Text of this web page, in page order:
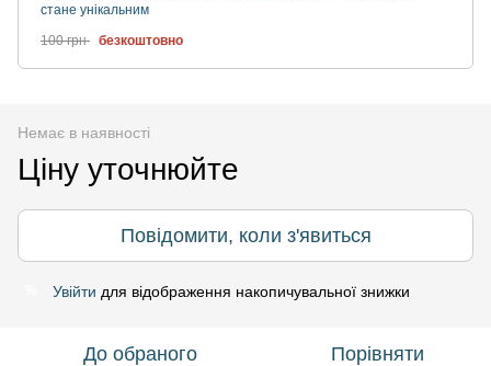
стане унікальним
100 грн безкоштовно
Немає в наявності
Ціну уточнюйте
Повідомити, коли з'явиться
Увійти для відображення накопичувальної знижки
До обраного Порівняти